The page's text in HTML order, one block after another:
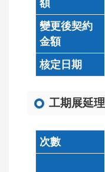
工期展延